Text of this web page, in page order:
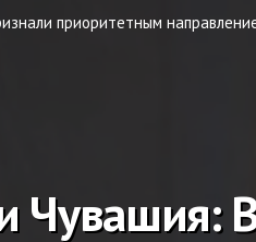
приоритетным
Чувашия: